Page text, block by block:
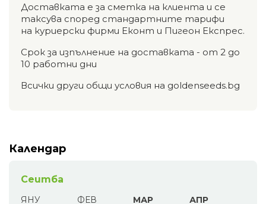
Доставката е за сметка на клиента и се
таксува според стандартните тарифи
на куриерски фирми Еконт и Пигеон Експрес.
Срок за изпълнение на доставката - от 2 до
10 работни дни
Всички други общи условия на goldenseeds.bg
Календар
Сеитба
ЯНУ ФЕВ МАР АПР